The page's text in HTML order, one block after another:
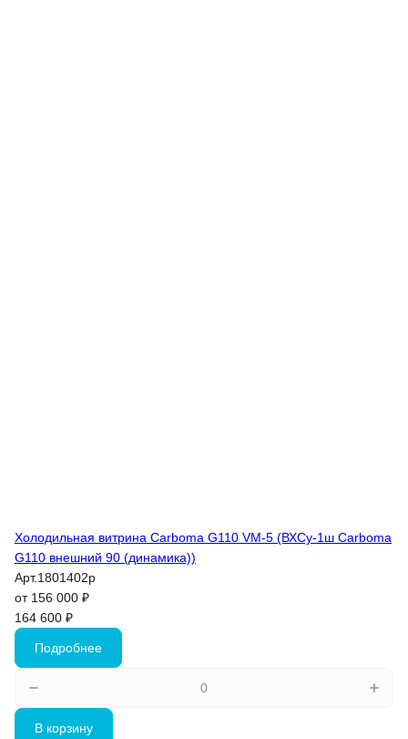
Холодильная витрина Carboma G110 VM-5 (ВХСу-1ш Carboma
G110 внешний 90 (динамика))
Арт.1801402p
от 156 000 ₽
164 600 ₽
Подробнее
В корзину